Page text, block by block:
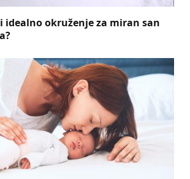
idealno okruženje za miran san